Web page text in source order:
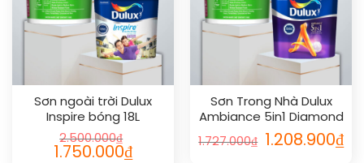
Sơn ngoài trời Dulux
Inspire bóng 18L
2.500.000₫
1.750.000₫
Sơn Trong Nhà Dulux
Ambiance 5in1 Diamond
Glow Siêu Cao Cấp 5L
1.727.000₫ 1.208.900₫